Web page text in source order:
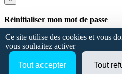
Réinitialiser mon mot de passe
OK
Ce site utilise des cookies et vous
vous souhaitez activer
Tout accepter Tout